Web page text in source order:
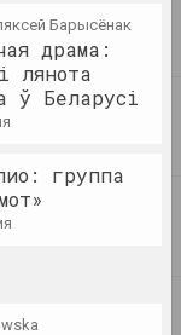
ў
Барысёнак
драма:
лянота
ў Беларусі
группа